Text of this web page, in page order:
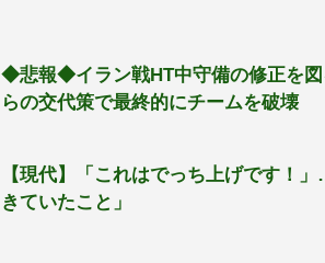
◆悲報◆イラン戦HT中守備の修正を図
らの交代策で最終的にチームを破壊
【現代】「これはでっち上げです！
きていたこと」